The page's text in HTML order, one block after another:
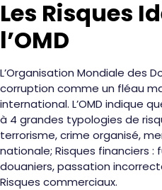
Les Risques
l’OMD
L’Organisation Mondiale des
corruption comme un fléau
international. L’OMD indique
à 4 grandes typologies de
terrorisme, crime organisé,
nationale; Risques financiers
douaniers, passation
Risques commerciaux.